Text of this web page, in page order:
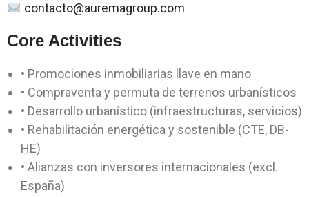
contacto@auremagroup.com
Core Activities
• Promociones inmobiliarias llave en mano
• Compraventa y permuta de terrenos urbanísticos
• Desarrollo urbanístico (infraestructuras, servicios)
• Rehabilitación energética y sostenible (CTE, DB-
HE)
• Alianzas con inversores internacionales (excl.
España)